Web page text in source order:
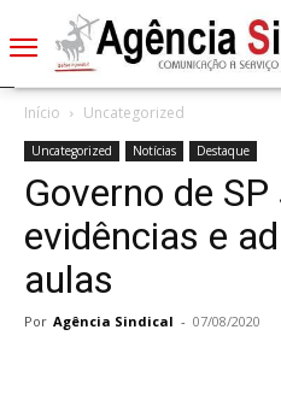
Início Uncategorized
Uncategorized Notícias Destaque
Governo de
evidências e
aulas
Por Agência Sindical - 07/08/2020